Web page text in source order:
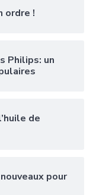
ordre !
Philips: un
de
pour